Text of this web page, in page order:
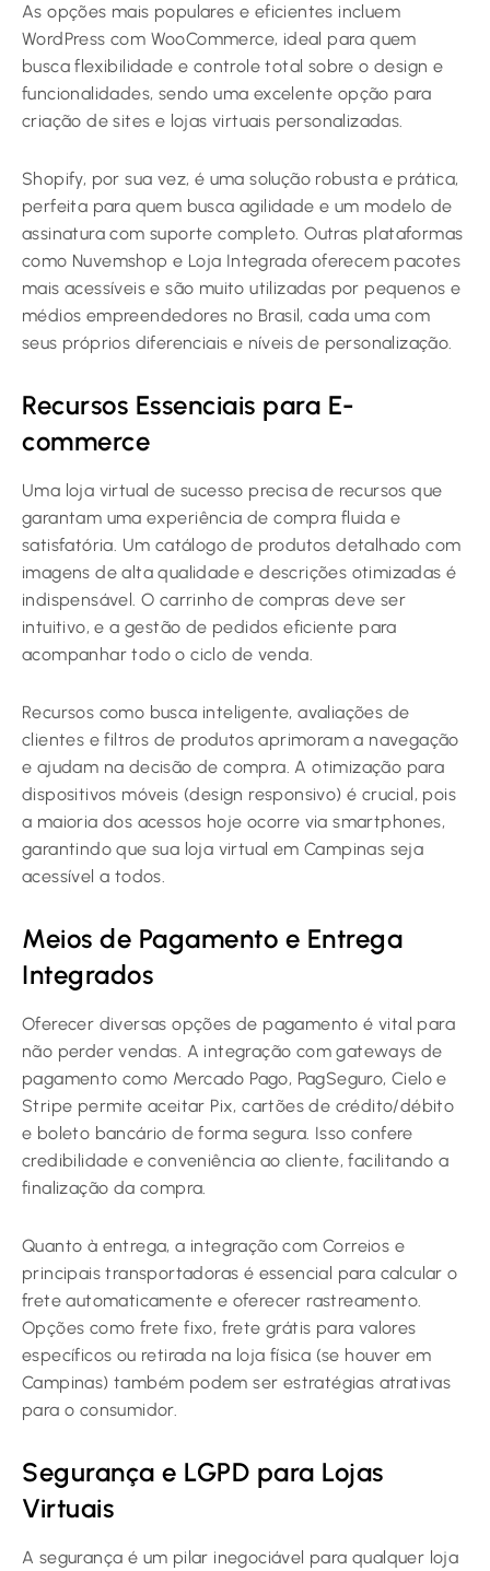
As opções mais populares e eficientes incluem
WordPress com WooCommerce, ideal para quem
busca flexibilidade e controle total sobre o design e
funcionalidades, sendo uma excelente opção para
criação de sites e lojas virtuais personalizadas.
Shopify, por sua vez, é uma solução robusta e prática,
perfeita para quem busca agilidade e um modelo de
assinatura com suporte completo. Outras plataformas
como Nuvemshop e Loja Integrada oferecem pacotes
mais acessíveis e são muito utilizadas por pequenos e
médios empreendedores no Brasil, cada uma com
seus próprios diferenciais e níveis de personalização.
Recursos Essenciais para E-
commerce
Uma loja virtual de sucesso precisa de recursos que
garantam uma experiência de compra fluida e
satisfatória. Um catálogo de produtos detalhado com
imagens de alta qualidade e descrições otimizadas é
indispensável. O carrinho de compras deve ser
intuitivo, e a gestão de pedidos eficiente para
acompanhar todo o ciclo de venda.
Recursos como busca inteligente, avaliações de
clientes e filtros de produtos aprimoram a navegação
e ajudam na decisão de compra. A otimização para
dispositivos móveis (design responsivo) é crucial, pois
a maioria dos acessos hoje ocorre via smartphones,
garantindo que sua loja virtual em Campinas seja
acessível a todos.
Meios de Pagamento e Entrega
Integrados
Oferecer diversas opções de pagamento é vital para
não perder vendas. A integração com gateways de
pagamento como Mercado Pago, PagSeguro, Cielo e
Stripe permite aceitar Pix, cartões de crédito/débito
e boleto bancário de forma segura. Isso confere
credibilidade e conveniência ao cliente, facilitando a
finalização da compra.
Quanto à entrega, a integração com Correios e
principais transportadoras é essencial para calcular o
frete automaticamente e oferecer rastreamento.
Opções como frete fixo, frete grátis para valores
específicos ou retirada na loja física (se houver em
Campinas) também podem ser estratégias atrativas
para o consumidor.
Segurança e LGPD para Lojas
Virtuais
A segurança é um pilar inegociável para qualquer loja